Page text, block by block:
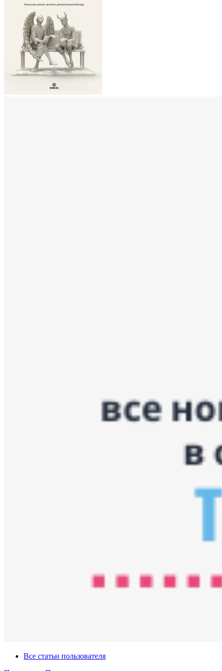
Все статьи пользователя